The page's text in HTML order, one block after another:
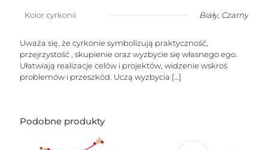
Kolor cyrkonii Biały, Czarny
Uważa się, że cyrkonie symbolizują praktyczność,
przejrzystość , skupienie oraz wyzbycie się własnego ego.
Ułatwiają realizacje celów i projektów, widzenie wskroś
problemów i przeszkód. Uczą wyzbycia […]
Podobne produkty